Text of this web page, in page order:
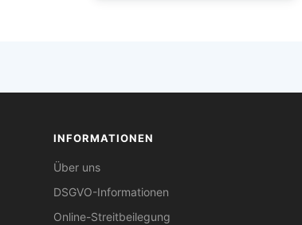
INFORMATIONEN
Über uns
DSGVO-Informationen
Online-Streitbeilegung